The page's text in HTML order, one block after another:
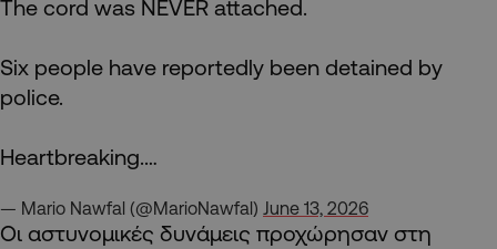
The cord was NEVER attached.
Six people have reportedly been detained by
police.
Heartbreaking.…
— Mario Nawfal (@MarioNawfal) June 13, 2026
Οι αστυνομικές δυνάμεις προχώρησαν στη